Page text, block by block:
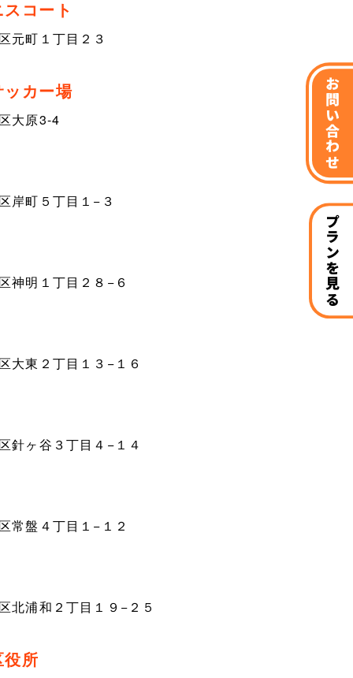
お問い合わせ
プランを見る
コート
元町１丁目２３
カー場
大原3-4
岸町５丁目１−３
神明１丁目２８−６
大東２丁目１３−１６
針ヶ谷３丁目４−１４
常盤４丁目１−１２
北浦和２丁目１９−２５
所